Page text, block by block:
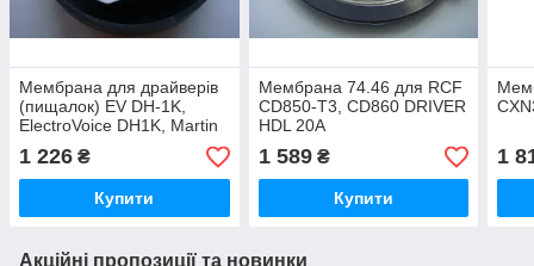
Мембрана для драйверів
(пищалок) EV DH-1K,
ElectroVoice DH1K, Martin
Audio DCD012 L'acoustics
HP BC12
1 226 ₴
Купити
Мембрана 74.46 для RCF
CD850-T3, CD860 DRIVER
HDL 20A
1 589₴
Купити
1
Акційні пропозиції та новинки